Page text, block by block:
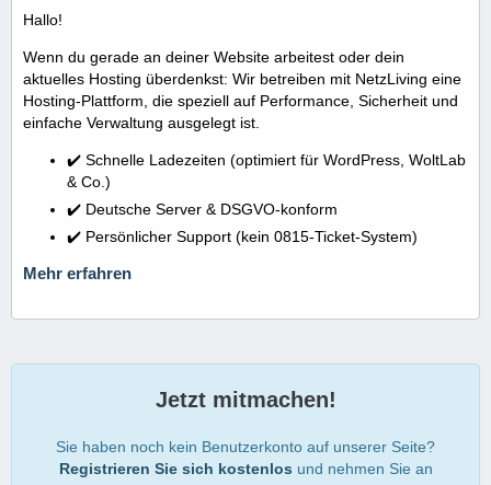
Hallo!
Wenn du gerade an deiner Website arbeitest oder dein
aktuelles Hosting überdenkst: Wir betreiben mit NetzLiving eine
Hosting-Plattform, die speziell auf Performance, Sicherheit und
einfache Verwaltung ausgelegt ist.
✔️ Schnelle Ladezeiten (optimiert für WordPress, WoltLab
& Co.)
✔️ Deutsche Server & DSGVO-konform
✔️ Persönlicher Support (kein 0815-Ticket-System)
Mehr erfahren
Jetzt mitmachen!
Sie haben noch kein Benutzerkonto auf unserer Seite?
Registrieren Sie sich kostenlos und nehmen Sie an